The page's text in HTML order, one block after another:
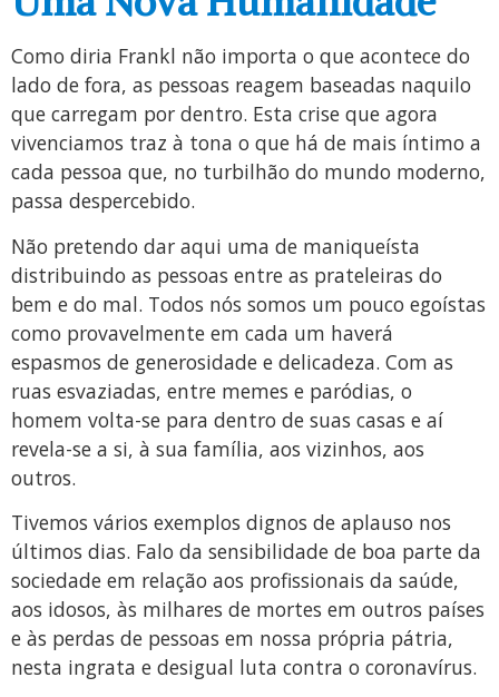
Como diria Frankl não importa o que acontece do
lado de fora, as pessoas reagem baseadas naquilo
que carregam por dentro. Esta crise que agora
vivenciamos traz à tona o que há de mais íntimo a
cada pessoa que, no turbilhão do mundo moderno,
passa despercebido.
Não pretendo dar aqui uma de maniqueísta
distribuindo as pessoas entre as prateleiras do
bem e do mal. Todos nós somos um pouco egoístas
como provavelmente em cada um haverá
espasmos de generosidade e delicadeza. Com as
ruas esvaziadas, entre memes e paródias, o
homem volta-se para dentro de suas casas e aí
revela-se a si, à sua família, aos vizinhos, aos
outros.
Tivemos vários exemplos dignos de aplauso nos
últimos dias. Falo da sensibilidade de boa parte da
sociedade em relação aos profissionais da saúde,
aos idosos, às milhares de mortes em outros países
e às perdas de pessoas em nossa própria pátria,
nesta ingrata e desigual luta contra o coronavírus.